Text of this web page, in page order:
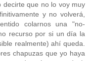
decirte que no lo voy muy
y no volverá,
colarnos una "no-
recurso por si un día la
realmente) ahí queda.
chapuzas que yo haya